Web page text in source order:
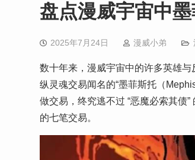
盘点漫威宇宙中
2025年7月24日 漫威小弟
数十年来，漫威宇宙中的许多英雄
纵灵魂交易闻名的“墨菲斯托（
做交易，终究逃不过 “恶魔必索其债
的七笔交易。